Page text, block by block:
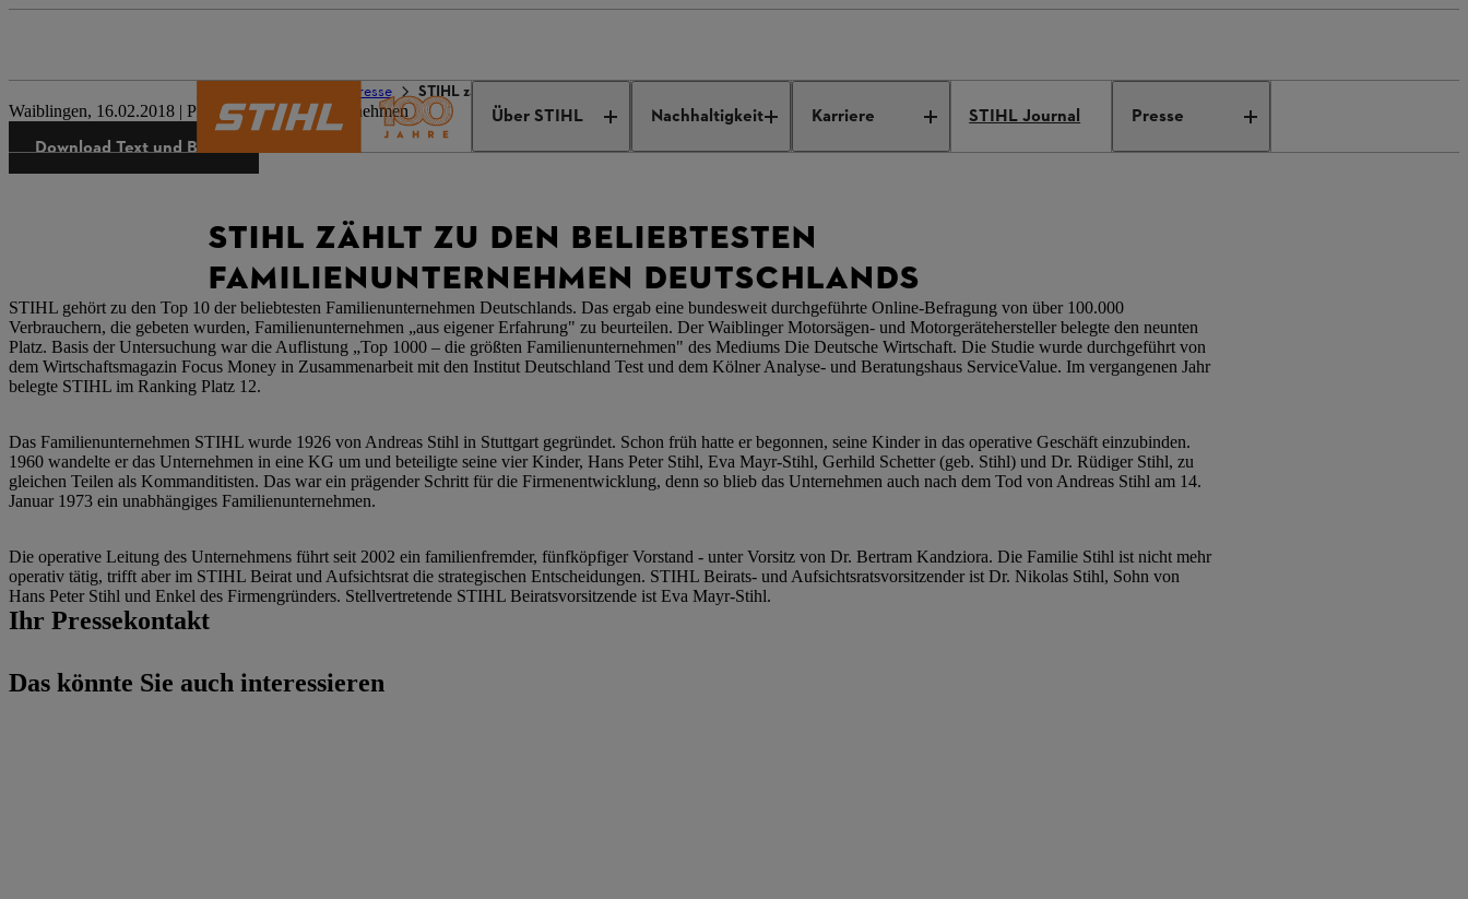
Über STIHL Nachhaltigkeit Karriere STIHL Journal Presse
Presse STIHL zählt zu den beliebtesten Familienunternehmen Deutschlands
Waiblingen, 16.02.2018 | Presseinformation Unternehmen
Download Text und Bilder
STIHL ZÄHLT ZU DEN BELIEBTESTEN
FAMILIENUNTERNEHMEN DEUTSCHLANDS
STIHL gehört zu den Top 10 der beliebtesten Familienunternehmen Deutschlands. Das ergab eine bundesweit durchgeführte Online-Befragung von über 100.000
Verbrauchern, die gebeten wurden, Familienunternehmen „aus eigener Erfahrung" zu beurteilen. Der Waiblinger Motorsägen- und Motorgerätehersteller belegte den neunten
Platz. Basis der Untersuchung war die Auflistung „Top 1000 – die größten Familienunternehmen" des Mediums Die Deutsche Wirtschaft. Die Studie wurde durchgeführt von
dem Wirtschaftsmagazin Focus Money in Zusammenarbeit mit den Institut Deutschland Test und dem Kölner Analyse- und Beratungshaus ServiceValue. Im vergangenen Jahr
belegte STIHL im Ranking Platz 12.
Das Familienunternehmen STIHL wurde 1926 von Andreas Stihl in Stuttgart gegründet. Schon früh hatte er begonnen, seine Kinder in das operative Geschäft einzubinden.
1960 wandelte er das Unternehmen in eine KG um und beteiligte seine vier Kinder, Hans Peter Stihl, Eva Mayr-Stihl, Gerhild Schetter (geb. Stihl) und Dr. Rüdiger Stihl, zu
gleichen Teilen als Kommanditisten. Das war ein prägender Schritt für die Firmenentwicklung, denn so blieb das Unternehmen auch nach dem Tod von Andreas Stihl am 14.
Januar 1973 ein unabhängiges Familienunternehmen.
Die operative Leitung des Unternehmens führt seit 2002 ein familienfremder, fünfköpfiger Vorstand - unter Vorsitz von Dr. Bertram Kandziora. Die Familie Stihl ist nicht mehr
operativ tätig, trifft aber im STIHL Beirat und Aufsichtsrat die strategischen Entscheidungen. STIHL Beirats- und Aufsichtsratsvorsitzender ist Dr. Nikolas Stihl, Sohn von
Hans Peter Stihl und Enkel des Firmengründers. Stellvertretende STIHL Beiratsvorsitzende ist Eva Mayr-Stihl.
Ihr Pressekontakt
Das könnte Sie auch interessieren